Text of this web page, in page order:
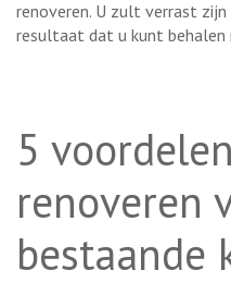
renoveren. U zult verrast
resultaat dat u kunt behalen
5
renoveren
bestaande